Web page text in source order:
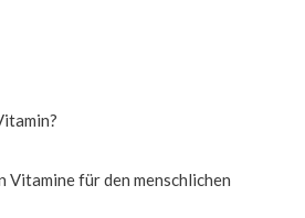
Vitamine für den menschlichen